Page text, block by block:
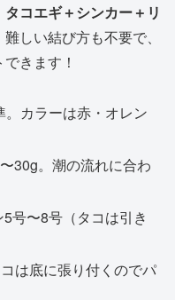
タコエギ＋シンカー＋リ
しい結び方も不要で、
きます！
カラーは赤・オレン
〜30g。潮の流れに合わ
5号〜8号（タコは引き
は底に張り付くのでパ